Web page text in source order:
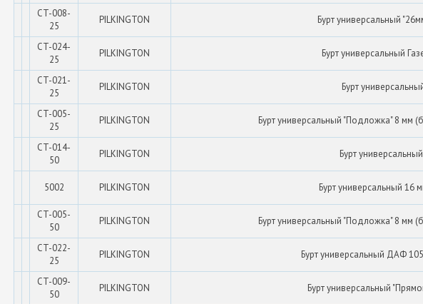
CT-008-
25
PILKINGTON Бурт универсальный
CT-024-
25
PILKINGTON Бурт универсальный
CT-021-
25
PILKINGTON Бурт
CT-005-
25
PILKINGTON Бурт универсальный "Подложка" 8 мм
CT-014-
50
PILKINGTON Бурт
5002 PILKINGTON Бурт универсальный 16
CT-005-
50
PILKINGTON Бурт универсальный "Подложка" 8 мм
CT-022-
25
PILKINGTON Бурт универсальный ДАФ
CT-009-
50
PILKINGTON Бурт универсальный